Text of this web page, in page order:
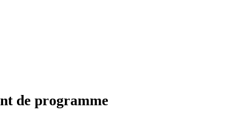
de programme